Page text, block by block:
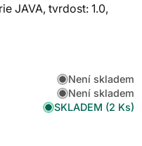
JAVA, tvrdost: 1.0,
Není skladem
Není skladem
SKLADEM (2 Ks)